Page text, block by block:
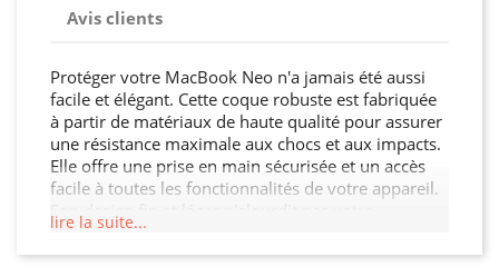
Avis clients
Protéger votre MacBook Neo n'a jamais été aussi
facile et élégant. Cette coque robuste est fabriquée
à partir de matériaux de haute qualité pour assurer
une résistance maximale aux chocs et aux impacts.
Elle offre une prise en main sécurisée et un accès
facile à toutes les fonctionnalités de votre appareil.
Son design fin et léger n'alourdit pas votre
MacBook Neo, tout en garantissant une protection
optimale contre les chocs, les rayures et les chutes.
lire la suite...